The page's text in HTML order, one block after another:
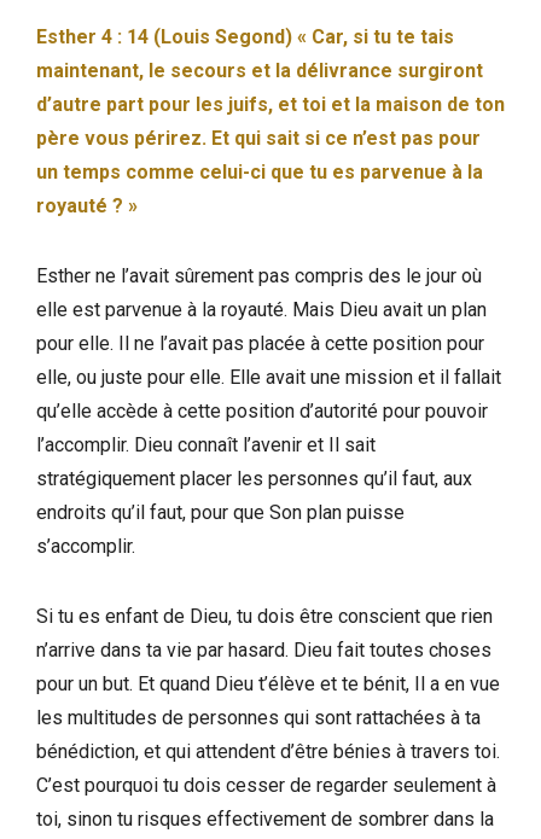
Esther 4 : 14 (Louis Segond) « Car, si tu te tais
maintenant, le secours et la délivrance surgiront
d’autre part pour les juifs, et toi et la maison de ton
père vous périrez. Et qui sait si ce n’est pas pour
un temps comme celui-ci que tu es parvenue à la
royauté ? »
Esther ne l’avait sûrement pas compris des le jour où
elle est parvenue à la royauté. Mais Dieu avait un plan
pour elle. Il ne l’avait pas placée à cette position pour
elle, ou juste pour elle. Elle avait une mission et il fallait
qu’elle accède à cette position d’autorité pour pouvoir
l’accomplir. Dieu connaît l’avenir et Il sait
stratégiquement placer les personnes qu’il faut, aux
endroits qu’il faut, pour que Son plan puisse
s’accomplir.
Si tu es enfant de Dieu, tu dois être conscient que rien
n’arrive dans ta vie par hasard. Dieu fait toutes choses
pour un but. Et quand Dieu t’élève et te bénit, Il a en vue
les multitudes de personnes qui sont rattachées à ta
bénédiction, et qui attendent d’être bénies à travers toi.
C’est pourquoi tu dois cesser de regarder seulement à
toi, sinon tu risques effectivement de sombrer dans la